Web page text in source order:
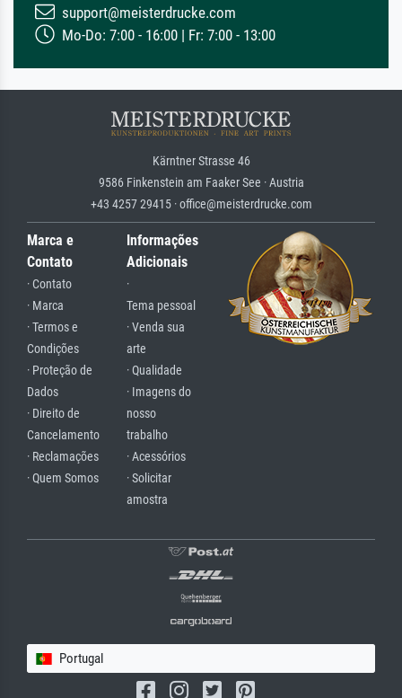
support@meisterdrucke.com
Mo-Do: 7:00 - 16:00 | Fr: 7:00 - 13:00
Kärntner Strasse 46
9586 Finkenstein am Faaker See · Austria
+43 4257 29415 · office@meisterdrucke.com
Marca e
Contato
· Contato
· Marca
· Termos e
Condições
· Proteção de
Dados
· Direito de
Cancelamento
· Reclamações
· Quem Somos
Informações
Adicionais
·
Tema pessoal
· Venda sua
arte
· Qualidade
· Imagens do
nosso
trabalho
· Acessórios
· Solicitar
amostra
Portugal